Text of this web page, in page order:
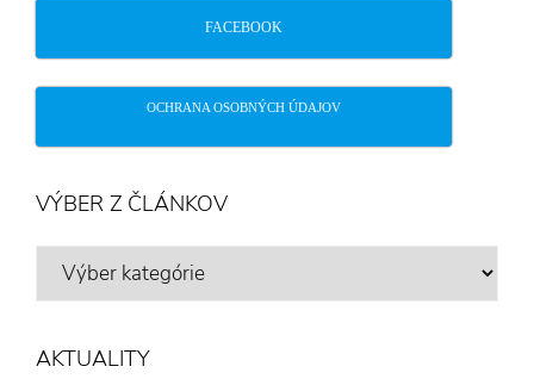
FACEBOOK
OCHRANA OSOBNÝCH ÚDAJOV
VÝBER Z ČLÁNKOV
VÝBER
AKTUALITY